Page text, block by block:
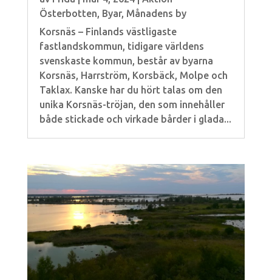
Österbotten, Byar, Månadens by
Korsnäs – Finlands västligaste
fastlandskommun, tidigare världens
svenskaste kommun, består av byarna
Korsnäs, Harrström, Korsbäck, Molpe och
Taklax. Kanske har du hört talas om den
unika Korsnäs-tröjan, den som innehåller
både stickade och virkade bårder i glada...